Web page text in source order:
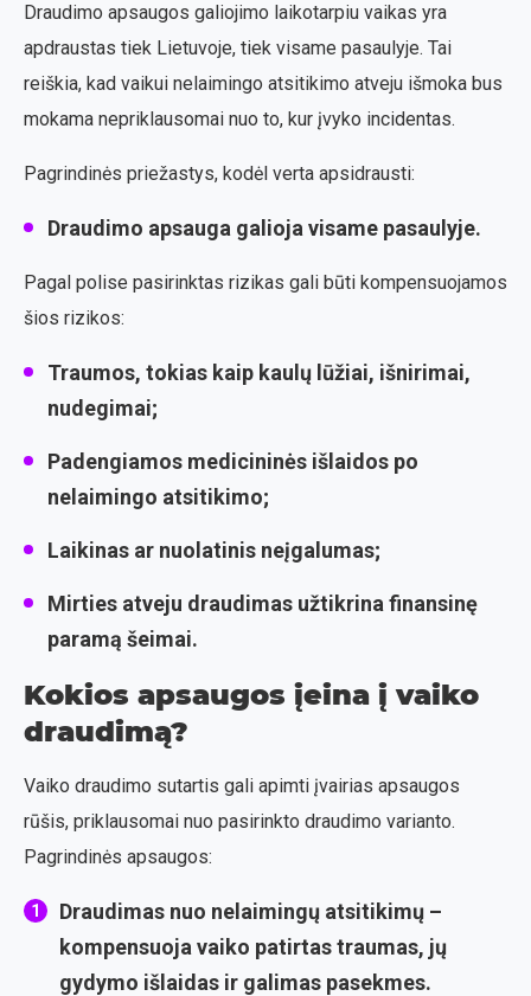
Draudimo apsaugos galiojimo laikotarpiu vaikas yra
apdraustas tiek Lietuvoje, tiek visame pasaulyje. Tai
reiškia, kad vaikui nelaimingo atsitikimo atveju išmoka bus
mokama nepriklausomai nuo to, kur įvyko incidentas.
Pagrindinės priežastys, kodėl verta apsidrausti:
Draudimo apsauga galioja visame pasaulyje.
Pagal polise pasirinktas rizikas gali būti kompensuojamos
šios rizikos:
Traumos, tokias kaip kaulų lūžiai, išnirimai,
nudegimai;
Padengiamos medicininės išlaidos po
nelaimingo atsitikimo;
Laikinas ar nuolatinis neįgalumas;
Mirties atveju draudimas užtikrina finansinę
paramą šeimai.
Kokios apsaugos įeina į vaiko
draudimą?
Vaiko draudimo sutartis gali apimti įvairias apsaugos
rūšis, priklausomai nuo pasirinkto draudimo varianto.
Pagrindinės apsaugos:
Draudimas nuo nelaimingų atsitikimų –
kompensuoja vaiko patirtas traumas, jų
gydymo išlaidas ir galimas pasekmes.